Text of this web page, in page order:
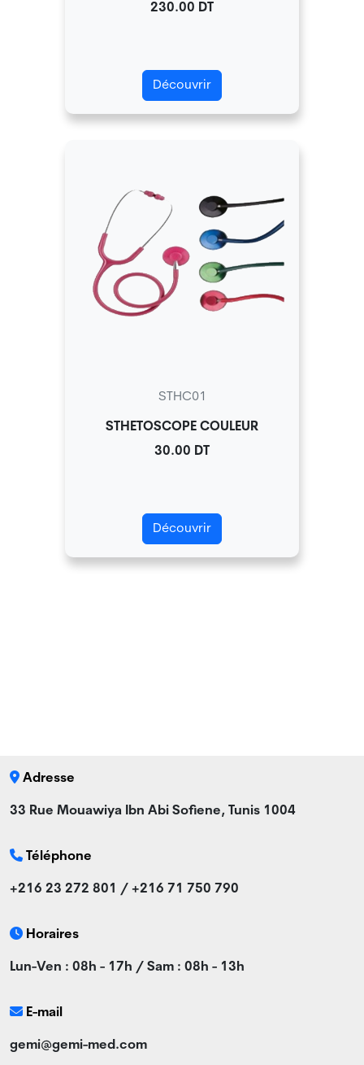
230.00 DT
Découvrir
STHC01
STHETOSCOPE COULEUR
30.00 DT
Découvrir
Adresse
33 Rue Mouawiya Ibn Abi Sofiene, Tunis 1004
Téléphone
+216 23 272 801 / +216 71 750 790
Horaires
Lun-Ven : 08h - 17h / Sam : 08h - 13h
E-mail
gemi@gemi-med.com